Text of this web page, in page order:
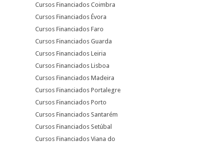
Cursos Financiados Coimbra
Cursos Financiados Évora
Cursos Financiados Faro
Cursos Financiados Guarda
Cursos Financiados Leiria
Cursos Financiados Lisboa
Cursos Financiados Madeira
Cursos Financiados Portalegre
Cursos Financiados Porto
Cursos Financiados Santarém
Cursos Financiados Setúbal
Cursos Financiados Viana do